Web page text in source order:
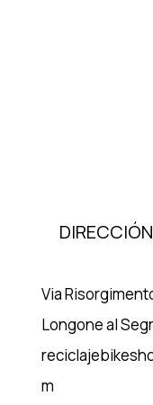
DIRECCIÓN
Via
Longone al
m